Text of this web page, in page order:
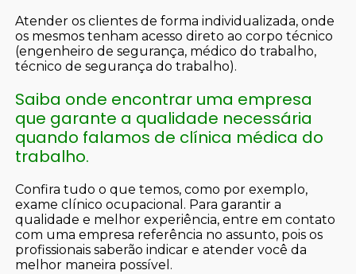
Atender os clientes de forma individualizada, onde
os mesmos tenham acesso direto ao corpo técnico
(engenheiro de segurança, médico do trabalho,
técnico de segurança do trabalho).
Saiba onde encontrar uma empresa
que garante a qualidade necessária
quando falamos de clínica médica do
trabalho.
Confira tudo o que temos, como por exemplo,
exame clínico ocupacional. Para garantir a
qualidade e melhor experiência, entre em contato
com uma empresa referência no assunto, pois os
profissionais saberão indicar e atender você da
melhor maneira possível.